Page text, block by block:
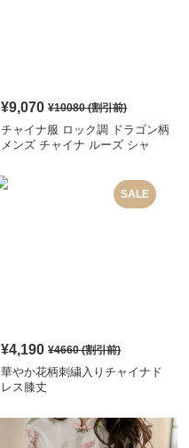
¥9,070 ¥10080(割引前)
チャイナ服 ロック調 ドラゴン柄
メンズ チャイナ ルーズ シャ
SALE
¥4,190 ¥4660(割引前)
華やか花柄刺繍入りチャイナド
レス膝丈